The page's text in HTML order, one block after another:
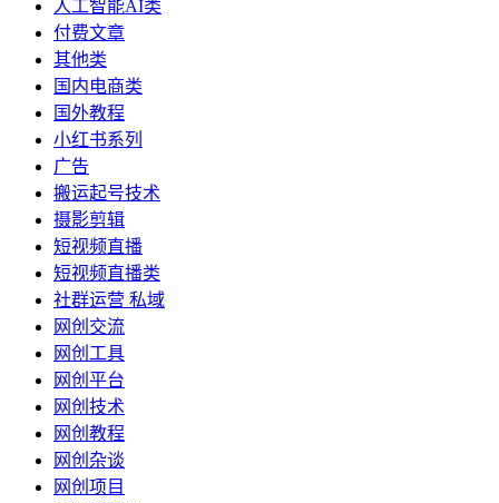
人工智能AI类
付费文章
其他类
国内电商类
国外教程
小红书系列
广告
搬运起号技术
摄影剪辑
短视频直播
短视频直播类
社群运营 私域
网创交流
网创工具
网创平台
网创技术
网创教程
网创杂谈
网创项目